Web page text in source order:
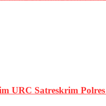
URC Satreskrim